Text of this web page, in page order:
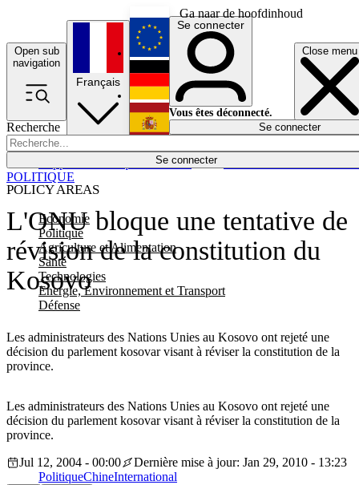
Ga naar de hoofdinhoud
Open sub
navigation
Close menu
Recherche
Se connecter
POLICY AREAS
Economie
Politique
Agriculture et Alimentation
Santé
Technologies
Energie, Environnement et Transport
Défense
Économie
Français
English
Deutsch
Español
Se connecter
Vous êtes déconnecté.
Se connecter
L'ONU bloque une tentative de
révision de la constitution du
Kosovo
Les administrateurs des Nations Unies au Kosovo ont rejeté une
décision du parlement kosovar visant à réviser la constitution de la
province.
POLITIQUE
Les administrateurs des Nations Unies au Kosovo ont rejeté une
décision du parlement kosovar visant à réviser la constitution de la
province.
Jul 12, 2004 - 00:00
Dernière mise à jour: Jan 29, 2010 - 13:23
PolitiqueChineInternational